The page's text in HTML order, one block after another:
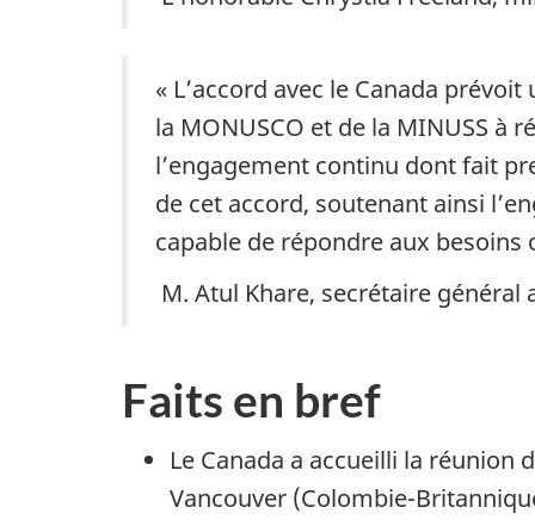
« L’accord avec le Canada
la MONUSCO et de la MINUSS à
l’engagement continu dont fait
de cet accord, soutenant ainsi
capable de répondre aux
M. Atul Khare, secrétaire
Faits en bref
Le Canada a accueilli la réunion
Vancouver (Colombie-